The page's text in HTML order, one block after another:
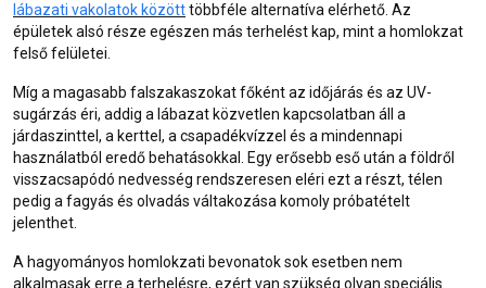
lábazati vakolatok közötttöbbféle alternatíva elérhető. Az
épületek alsó része egészen más terhelést kap, mint a homlokzat
felső felületei.
Míg a magasabb falszakaszokat főként az időjárás és az UV-
sugárzás éri, addig a lábazat közvetlen kapcsolatban áll a
járdaszinttel, a kerttel, a csapadékvízzel és a mindennapi
használatból eredő behatásokkal. Egy erősebb eső után a földről
visszacsapódó nedvesség rendszeresen eléri ezt a részt, télen
pedig a fagyás és olvadás váltakozása komoly próbatételt
jelenthet.
A hagyományos homlokzati bevonatok sok esetben nem
alkalmasak erre a terhelésre, ezért van szükség olyan speciális